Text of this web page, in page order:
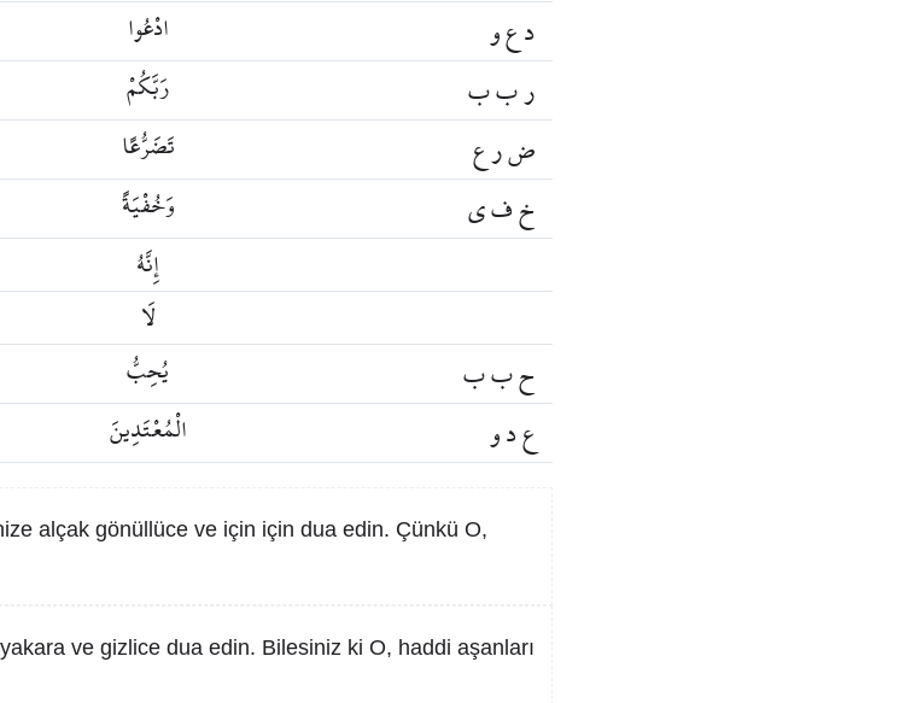
ادْعُوا د ع و
رَبَّكُمْ ر ب ب
تَضَرُّعًا ض ر ع
وَخُفْيَةً خ ف ي
إِنَّهُ
لَا
يُحِبُّ ح ب ب
الْمُعْتَدِينَ ع د و
alçak gönüllüce ve için için dua edin. Çünkü O,
ve gizlice dua edin. Bilesiniz ki O, haddi aşanları